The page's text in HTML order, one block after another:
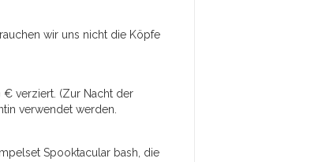
wir uns nicht die Köpfe
€ verziert. (Zur Nacht der
verwendet werden.
Spooktacular bash, die